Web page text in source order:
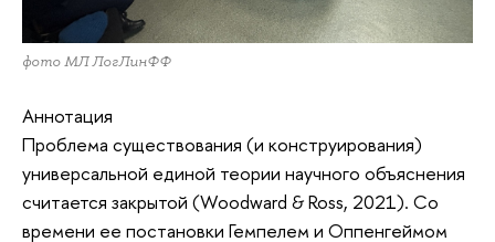
фото МЛ ЛогЛинФФ
Аннотация
Проблема существования (и конструирования)
универсальной единой теории научного объяснения
считается закрытой (Woodward & Ross, 2021). Со
времени ее постановки Гемпелем и Оппенгеймом